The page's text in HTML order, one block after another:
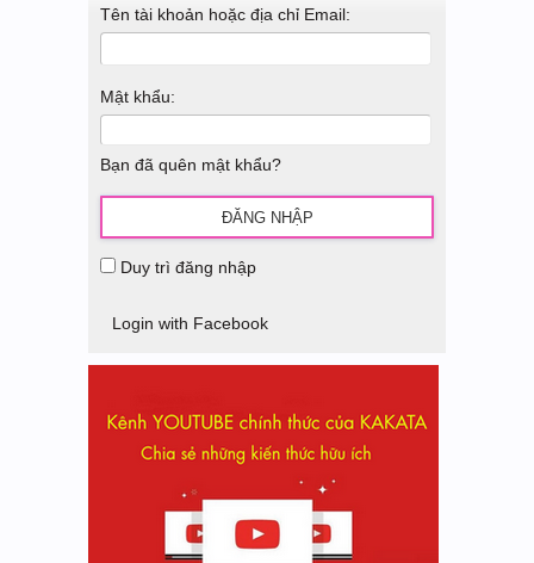
Tên tài khoản hoặc địa chỉ Email:
Mật khẩu:
Bạn đã quên mật khẩu?
Duy trì đăng nhập
Login with Facebook